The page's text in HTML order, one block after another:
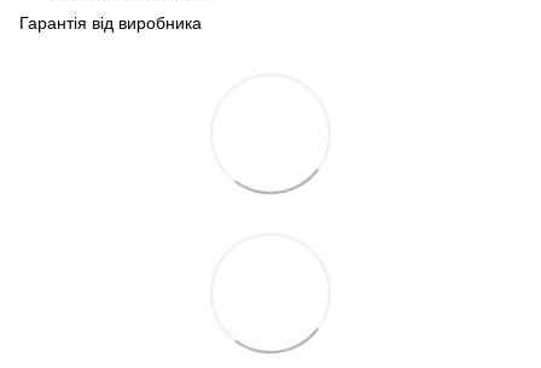
Гарантія від виробника